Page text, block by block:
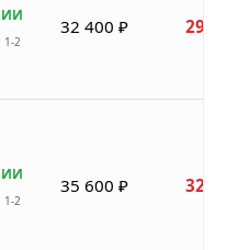
1-2
32 400 ₽ 29
1-2
35 600 ₽ 32